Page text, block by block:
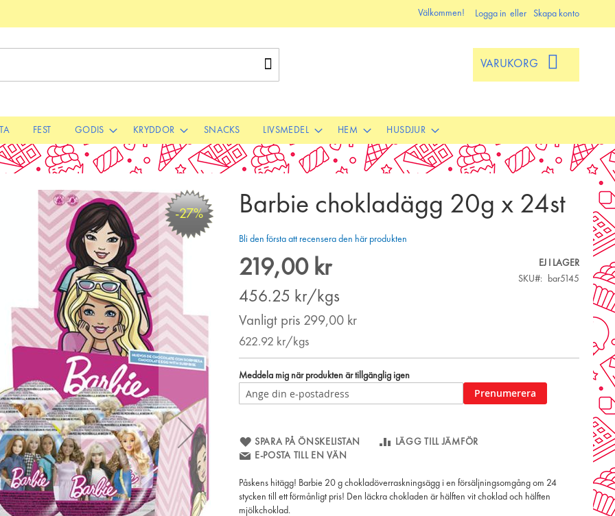
Välkommen! Logga in Skapa konto
VARUKORG
FEST GODIS KRYDDOR SNACKS LIVSMEDEL HEM HUSDJUR
-27% Barbie chokladägg 20g x 24st
Bli den första att recensera den här produkten
Special
Price
219,00 kr
456.25 kr/kgs
Vanligt pris 299,00 kr
622.92 kr/kgs
EJ I LAGER
SKU
bar5145
Meddela mig när produkten är tillgänglig igen
Prenumerera
SPARA PÅ ÖNSKELISTAN
LÄGG TILL JÄMFÖR
E-POSTA TILL EN VÄN
Påskens hitägg! Barbie 20 g chokladöverraskningsägg i en försäljningsomgång om 24
stycken till ett förmånligt pris! Den läckra chokladen är hälften vit choklad och hälften
mjölkchoklad.